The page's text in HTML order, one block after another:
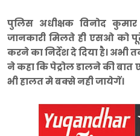
पुलिस अधीक्षक विनोद
जानकारी मिलते ही एसओ को
करने का निर्देश दे दिया है। अभी
ने कहा कि पेट्रोल डालने की बात
भी हालत मे बक्से नही जायेगें।